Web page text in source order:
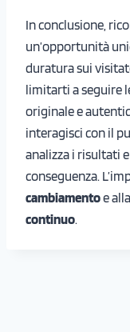
In conclusione,
un’opportunità
duratura sui
limitarti a seguire
originale e
interagisci con il
analizza i risultati
conseguenza.
cambiamentoe alla
continuo.